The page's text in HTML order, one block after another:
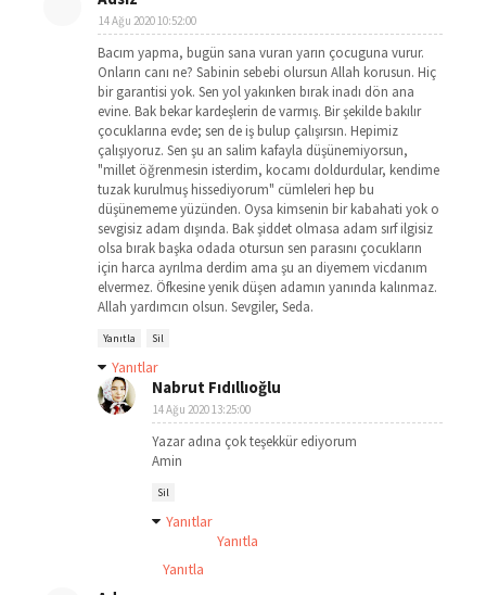
14 Ağu 2020 10:52:00
Bacım yapma, bugün sana vuran yarın çocuguna vurur.
Onların canı ne? Sabinin sebebi olursun Allah korusun. Hiç
bir garantisi yok. Sen yol yakınken bırak inadı dön ana
evine. Bak bekar kardeşlerin de varmış. Bir şekilde bakılır
çocuklarına evde; sen de iş bulup çalışırsın. Hepimiz
çalışıyoruz. Sen şu an salim kafayla düşünemiyorsun,
"millet öğrenmesin isterdim, kocamı doldurdular, kendime
tuzak kurulmuş hissediyorum" cümleleri hep bu
düşünememe yüzünden. Oysa kimsenin bir kabahati yok o
sevgisiz adam dışında. Bak şiddet olmasa adam sırf ilgisiz
olsa bırak başka odada otursun sen parasını çocukların
için harca ayrılma derdim ama şu an diyemem vicdanım
elvermez. Öfkesine yenik düşen adamın yanında kalınmaz.
Allah yardımcın olsun. Sevgiler, Seda.
Yanıtla Sil
Yanıtlar
Nabrut Fıdıllıoğlu
14 Ağu 2020 13:25:00
Yazar adına çok teşekkür ediyorum
Amin
Sil
Yanıtlar
Yanıtla
Yanıtla